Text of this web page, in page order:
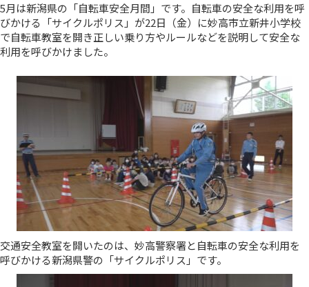
5月は新潟県の「自転車安全月間」です。自転車の安全な利用を呼
びかける「サイクルポリス」が22日（金）に妙高市立新井小学校
で自転車教室を開き正しい乗り方やルールなどを説明して安全な
利用を呼びかけました。
交通安全教室を開いたのは、妙高警察署と自転車の安全な利用を
呼びかける新潟県警の「サイクルポリス」です。